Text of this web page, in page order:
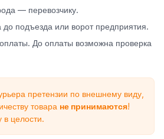
— перевозчику.
до подъезда или ворот предприятия.
До оплаты возможна проверка
претензии по внешнему виду,
товара не принимаются!
в целости.